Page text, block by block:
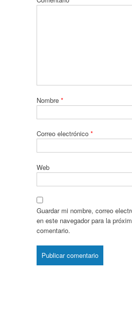
Nombre *
Correo electrónico *
Web
Guardar mi nombre, correo
en este navegador para la
comentario.